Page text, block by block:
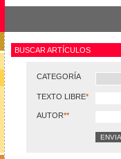
BUSCAR ARTÍCULOS
CATEGORÍA
TEXTO LIBRE*
AUTOR**